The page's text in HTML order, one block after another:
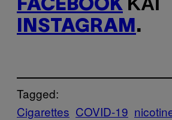
FACEBOOK ΚΑΙ
INSTAGRAM .
Tagged:
Cigarettes COVID-19